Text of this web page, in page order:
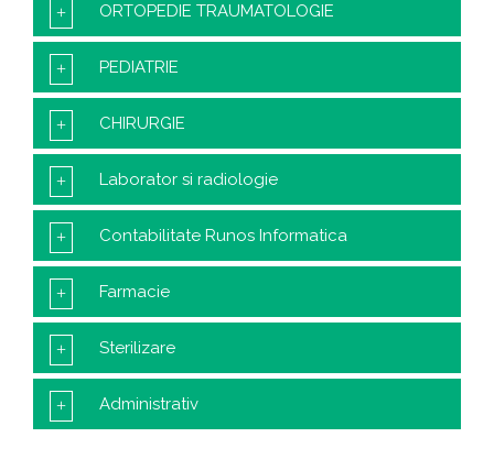
ORTOPEDIE TRAUMATOLOGIE
PEDIATRIE
CHIRURGIE
Laborator si radiologie
Contabilitate Runos Informatica
Farmacie
Sterilizare
Administrativ